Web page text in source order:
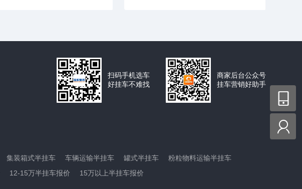
扫码手机选车
好挂车不难找
商家后台公众号
挂车营销好助手
集装箱式半挂车 车辆运输半挂车 罐式半挂车
粉粒物料运输半挂车
12-15万半挂车报价 15万以上半挂车报价

